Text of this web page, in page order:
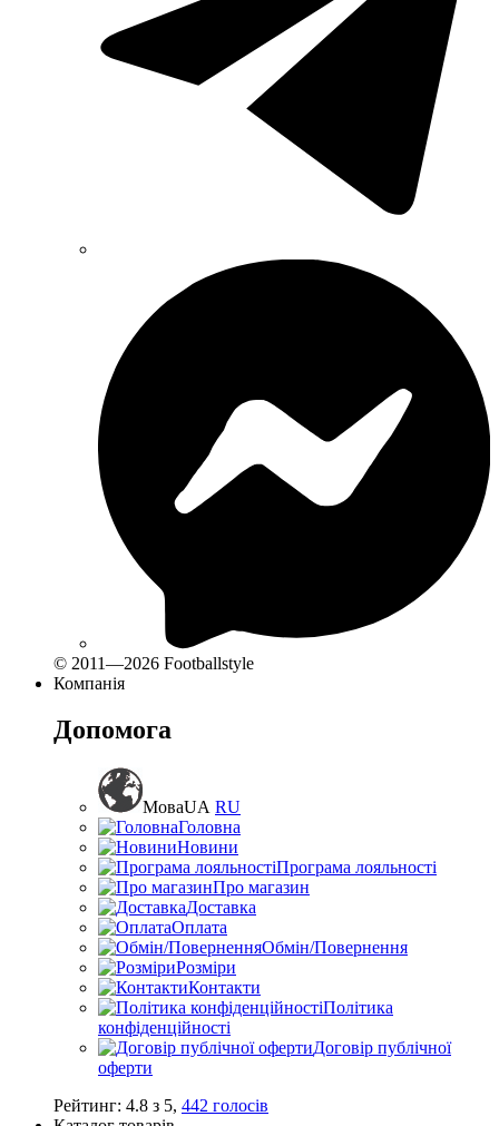
© 2011—2026 Footballstyle
Компанія
Допомога
МоваUA RU
Головна
Новини
Програма лояльності
Про магазин
Доставка
Оплата
Обмін/Повернення
Розміри
Контакти
Політика
конфіденційності
Договір публічної
оферти
Рейтинг: 4.8 з 5, 442 голосів